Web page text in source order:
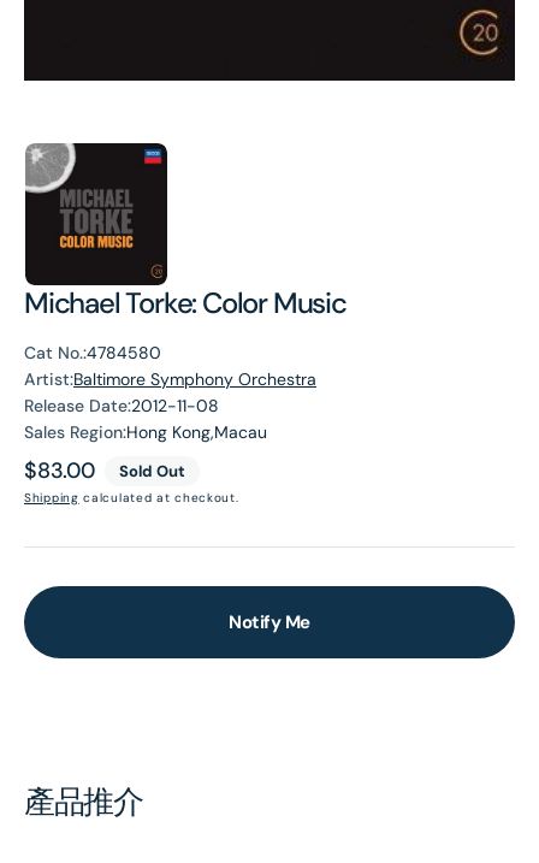
Michael Torke: Color Music
Cat No.:4784580
Artist:Baltimore Symphony Orchestra
Release Date:2012-11-08
Sales Region:Hong Kong,Macau
Regular
price
$83.00 Sold Out
Shipping calculated at checkout.
Notify Me
產品推介